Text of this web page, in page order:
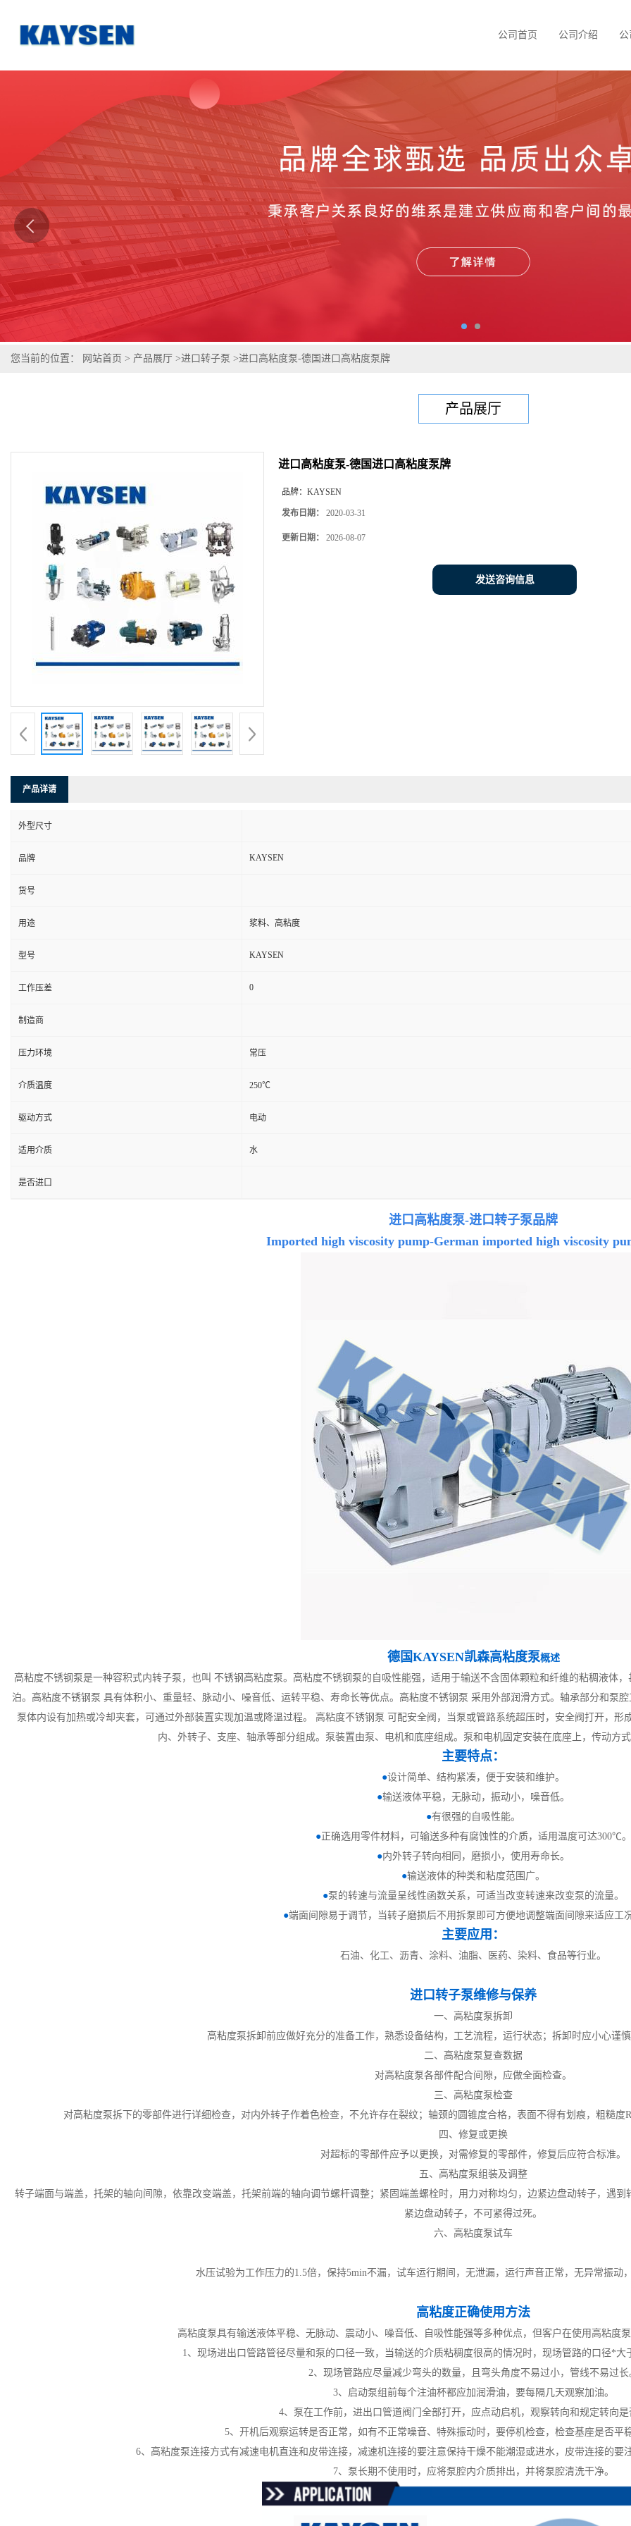
公司首页 公司介绍
您当前的位置： 网站首页 > 产品展厅 >进口转子泵 >进口高粘度泵-德国进口高粘度泵牌
产品展厅
进口高粘度泵-德国进口高粘度泵牌
品牌： KAYSEN
发布日期： 2020-03-31
更新日期： 2026-08-07
发送咨询信息
产品详请
外型尺寸
品牌 KAYSEN
货号
用途 浆料、高粘度
型号 KAYSEN
工作压差 0
制造商
压力环境 常压
介质温度 250℃
驱动方式 电动
适用介质 水
是否进口
进口高粘度泵-进口转子泵品牌
Imported high viscosity pump-German imported high viscosity
德国KAYSEN凯森高粘度泵概述
高粘度不锈钢泵是一种容积式内转子泵，也叫 不锈钢高粘度泵。高粘度不锈钢泵的自吸性能强，适用于输送不含固体颗粒和纤维的粘稠液体
泊。高粘度不锈钢泵 具有体积小、重量轻、脉动小、噪音低、运转平稳、寿命长等优点。高粘度不锈钢泵 采用外部润滑方式。轴承部分和泵
泵体内设有加热或冷却夹套，可通过外部装置实现加温或降温过程。 高粘度不锈钢泵 可配安全阀，当泵或管路系统超压时，安全阀打开，形
内、外转子、支座、轴承等部分组成。泵装置由泵、电机和底座组成。泵和电机固定安装在底座上，传动方
主要特点：
●设计简单、结构紧凑，便于安装和维护。
●输送液体平稳，无脉动，振动小，噪音低。
●有很强的自吸性能。
●正确选用零件材料，可输送多种有腐蚀性的介质，适用温度可达300℃。
●内外转子转向相同，磨损小，使用寿命长。
●输送液体的种类和粘度范围广。
●泵的转速与流量呈线性函数关系，可适当改变转速来改变泵的流量。
●端面间隙易于调节，当转子磨损后不用拆泵即可方便地调整端面间隙来适应工
主要应用：
石油、化工、沥青、涂料、油脂、医药、染料、食品等行业。
进口转子泵维修与保养
一、高粘度泵拆卸
高粘度泵拆卸前应做好充分的准备工作，熟悉设备结构，工艺流程，运行状态；拆卸时应小心谨
二、高粘度泵复查数据
对高粘度泵各部件配合间隙，应做全面检查。
三、高粘度泵检查
对高粘度泵拆下的零部件进行详细检查，对内外转子作着色检查，不允许存在裂纹；轴颈的圆锥度合格，表面不得有划痕，粗糙度
四、修复或更换
对超标的零部件应予以更换，对需修复的零部件，修复后应符合标准。
五、高粘度泵组装及调整
转子端面与端盖，托架的轴向间隙，依靠改变端盖，托架前端的轴向调节螺杆调整；紧固端盖螺栓时，用力对称均匀，边紧边盘动转子，遇
紧边盘动转子，不可紧得过死。
六、高粘度泵试车
水压试验为工作压力的1.5倍，保持5min不漏，试车运行期间，无泄漏，运行声音正常，无异常振动
高粘度正确使用方法
高粘度泵具有输送液体平稳、无脉动、震动小、噪音低、自吸性能强等多种优点，但客户在使用高粘度
1、现场进出口管路管径尽量和泵的口径一致，当输送的介质粘稠度很高的情况时，现场管路的口径*大
2、现场管路应尽量减少弯头的数量，且弯头角度不易过小，管线不易过长
3、启动泵组前每个注油杯都应加润滑油，要每隔几天观察加油。
4、泵在工作前，进出口管道阀门全部打开，应点动启机，观察转向和规定转向是
5、开机后观察运转是否正常，如有不正常噪音、特殊振动时，要停机检查，检查基座是否平
6、高粘度泵连接方式有减速电机直连和皮带连接，减速机连接的要注意保持干燥不能潮湿或进水，皮带连接的要
7、泵长期不使用时，应将泵腔内介质排出，并将泵腔清洗干净。